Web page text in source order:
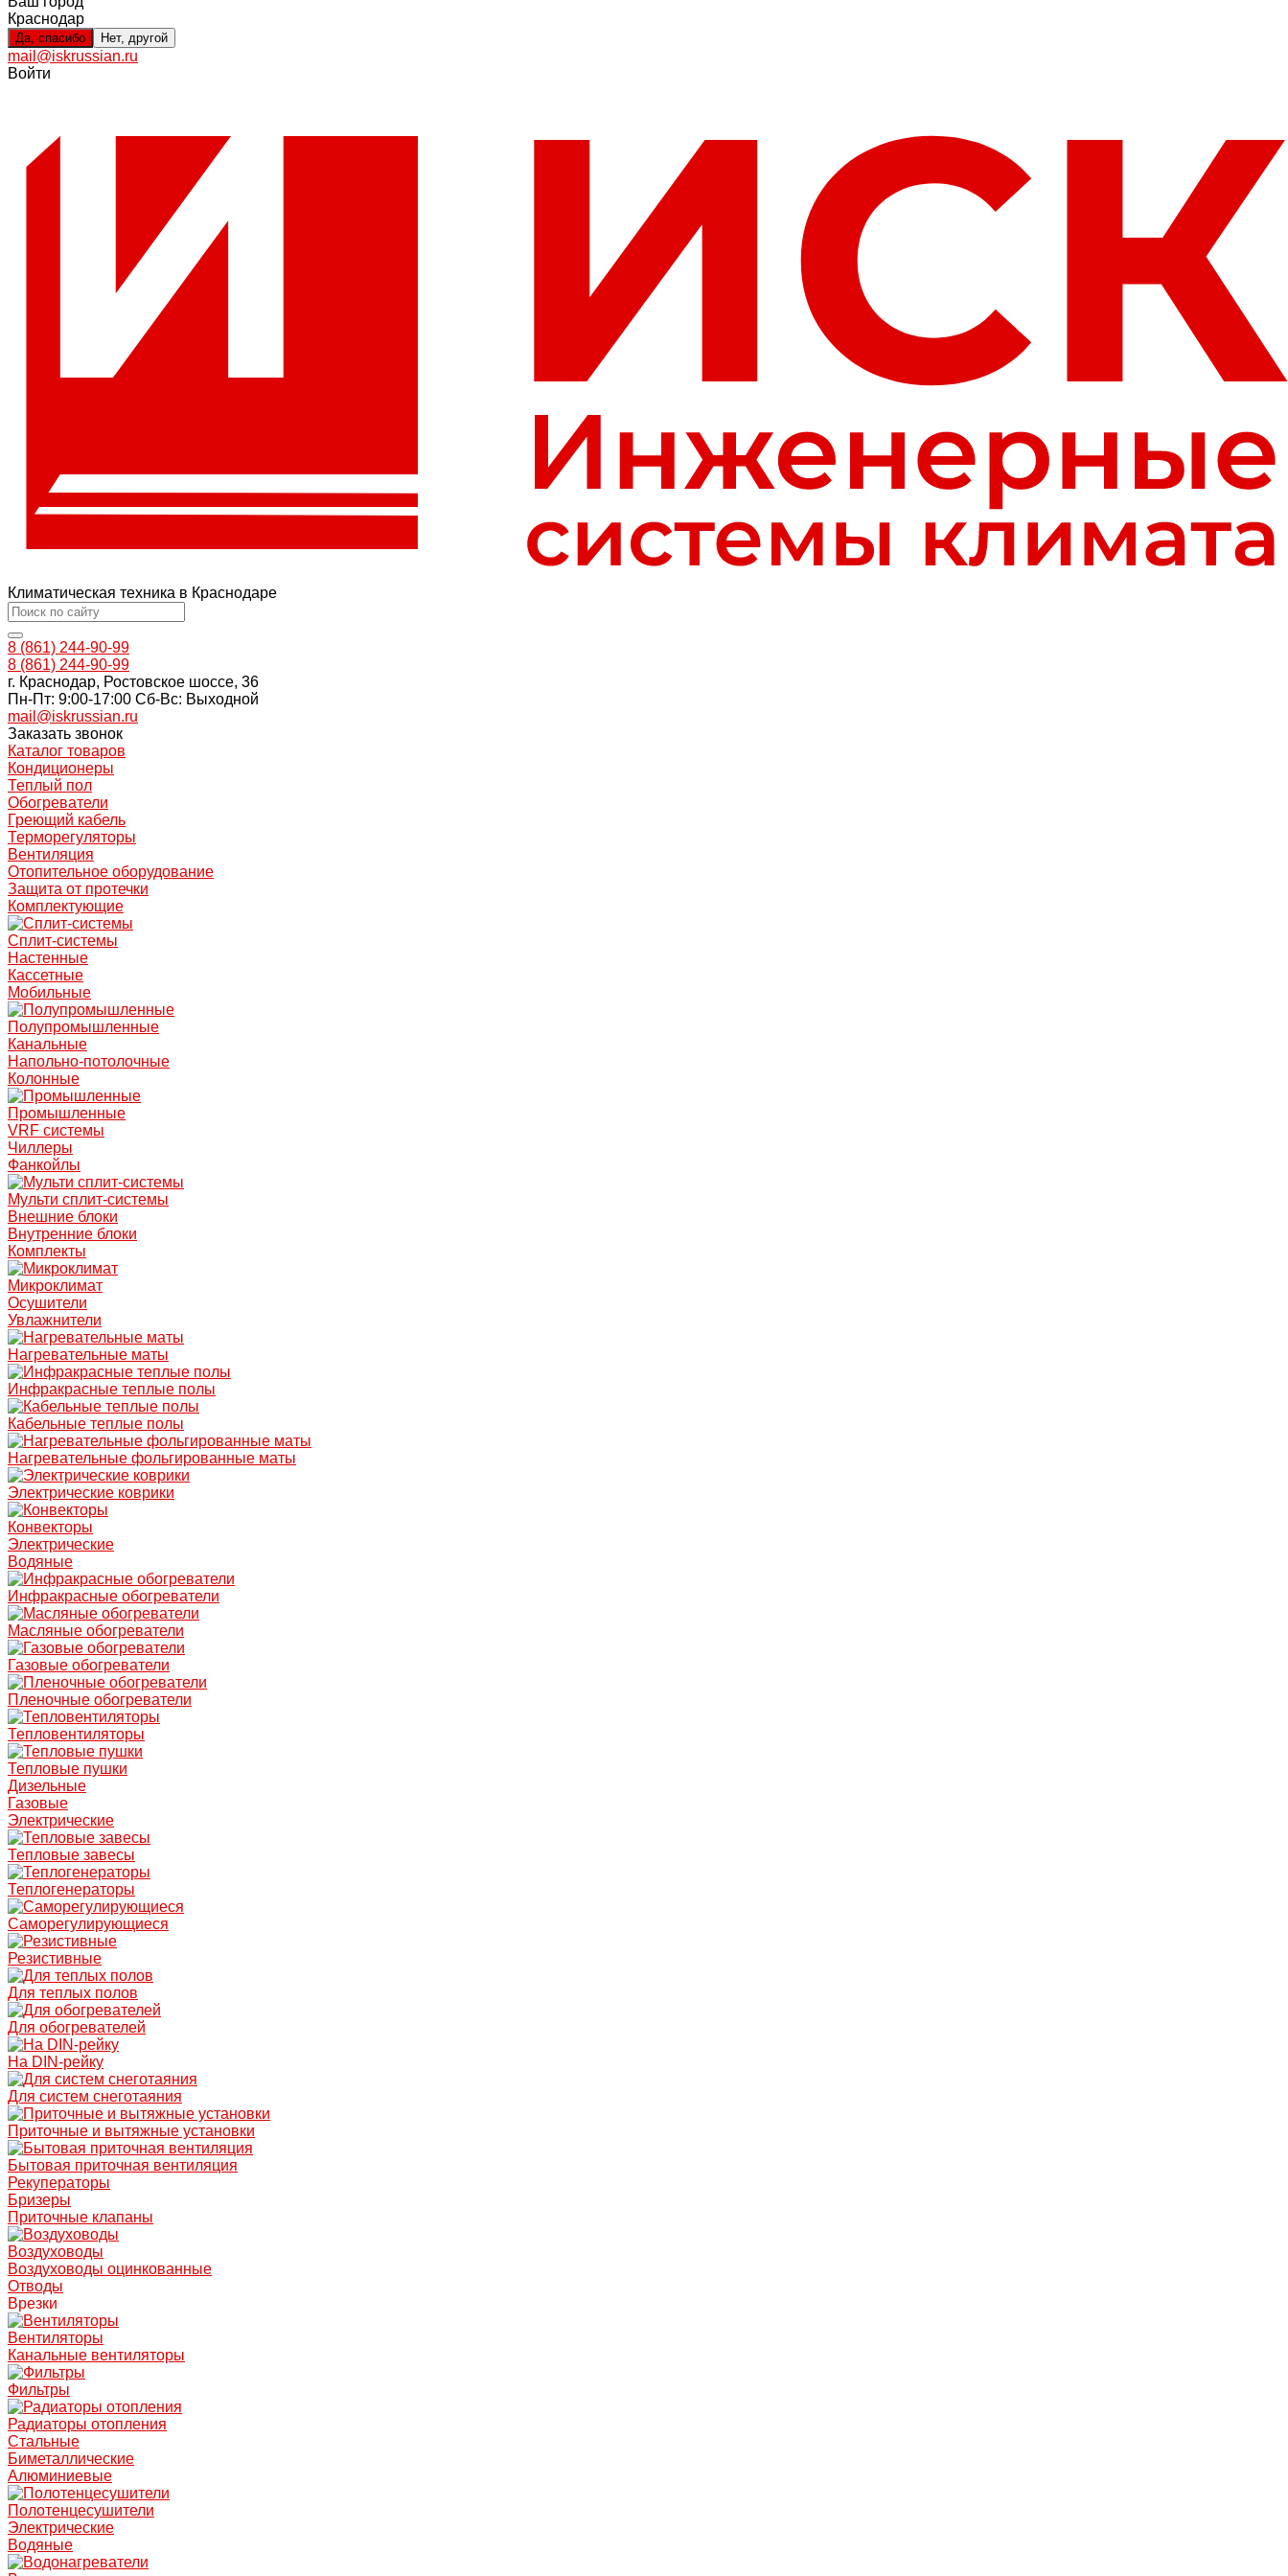
Краснодар
Да, спасибо Нет, другой
mail@iskrussian.ru
Войти
Климатическая техника в Краснодаре
8 (861) 244-90-99
8 (861) 244-90-99
г. Краснодар, Ростовское шоссе, 36
Пн-Пт: 9:00-17:00 Cб-Вс: Выходной
mail@iskrussian.ru
Заказать звонок
Каталог товаров
Кондиционеры
Теплый пол
Обогреватели
Греющий кабель
Терморегуляторы
Вентиляция
Отопительное оборудование
Защита от протечки
Комплектующие
Сплит-системы
Настенные
Кассетные
Мобильные
Полупромышленные
Канальные
Напольно-потолочные
Колонные
Промышленные
VRF системы
Чиллеры
Фанкойлы
Мульти сплит-системы
Внешние блоки
Внутренние блоки
Комплекты
Микроклимат
Осушители
Увлажнители
Нагревательные маты
Инфракрасные теплые полы
Кабельные теплые полы
Нагревательные фольгированные маты
Электрические коврики
Конвекторы
Электрические
Водяные
Инфракрасные обогреватели
Масляные обогреватели
Газовые обогреватели
Пленочные обогреватели
Тепловентиляторы
Тепловые пушки
Дизельные
Газовые
Электрические
Тепловые завесы
Теплогенераторы
Саморегулирующиеся
Резистивные
Для теплых полов
Для обогревателей
На DIN-рейку
Для систем снеготаяния
Приточные и вытяжные установки
Бытовая приточная вентиляция
Рекуператоры
Бризеры
Приточные клапаны
Воздуховоды
Воздуховоды оцинкованные
Отводы
Врезки
Вентиляторы
Канальные вентиляторы
Фильтры
Радиаторы отопления
Стальные
Биметаллические
Алюминиевые
Полотенцесушители
Электрические
Водяные